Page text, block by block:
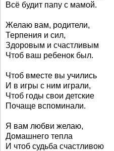
Всё будит папу с мамой.
Желаю вам, родители,
Терпения и сил,
Здоровым и счастливым
Чтоб ваш ребенок был.
Чтоб вместе вы учились
И в игры с ним играли,
Чтоб годы свои детские
Почаще вспоминали.
Я вам любви желаю,
Домашнего тепла
И чтоб судьба счастливою